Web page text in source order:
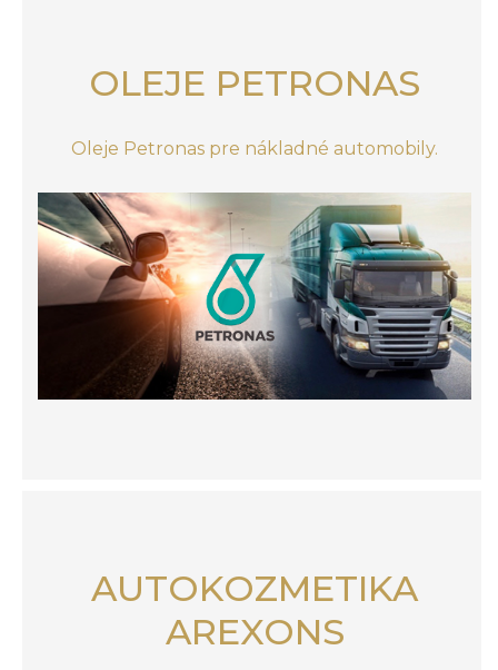
OLEJE PETRONAS
Oleje Petronas pre nákladné automobily.
AUTOKOZMETIKA
AREXONS